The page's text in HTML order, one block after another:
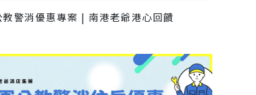
教警消優惠專案 | 南港老爺港心回饋